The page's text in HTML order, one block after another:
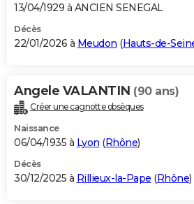
13/04/1929 à ANCIEN SENEGAL
Décès
22/01/2026 à Meudon (Hauts-de-
Angele VALANTIN (90 ans)
Créer une cagnotte obsèques
Naissance
06/04/1935 à Lyon (Rhône)
Décès
30/12/2025 à Rillieux-la-Pape (Rhône)